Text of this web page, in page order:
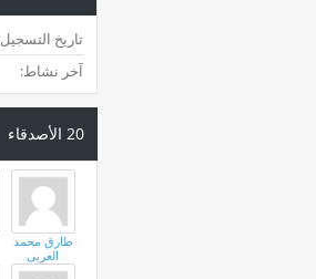
تاريخ التسجيل
آخر نشاط
20 الأصدقاء
طارق محمد
العربى